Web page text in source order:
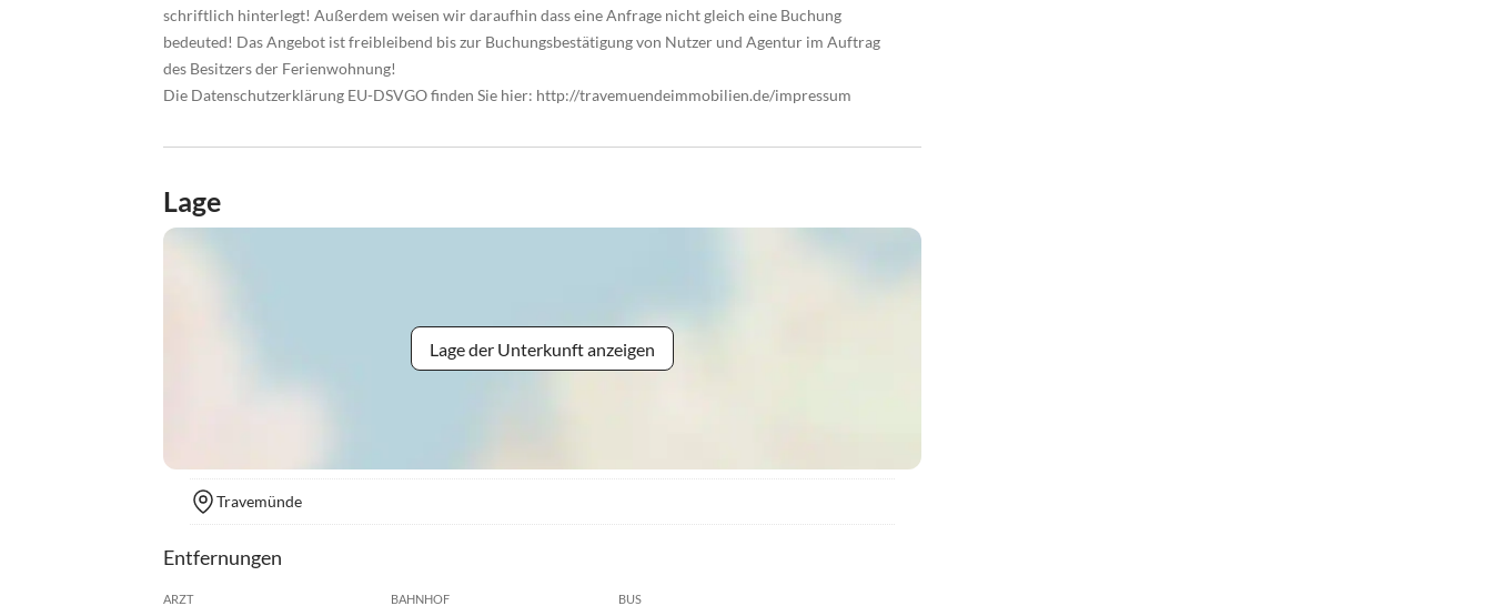
schriftlich hinterlegt! Außerdem weisen wir daraufhin dass eine Anfrage nicht gleich eine Buchung
bedeuted! Das Angebot ist freibleibend bis zur Buchungsbestätigung von Nutzer und Agentur im Auftrag
des Besitzers der Ferienwohnung!
Die Datenschutzerklärung EU-DSVGO finden Sie hier: http://travemuendeimmobilien.de/impressum
Lage
Lage der Unterkunft anzeigen
Travemünde
Entfernungen
ARZT BAHNHOF BUS